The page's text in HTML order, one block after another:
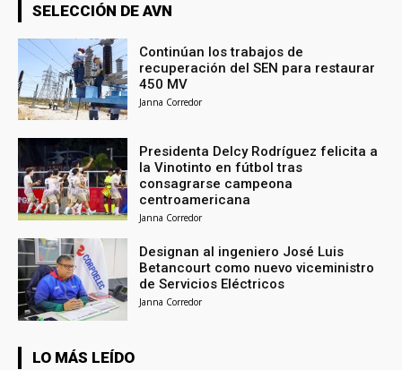
SELECCIÓN DE AVN
Continúan los trabajos de
recuperación del SEN para restaurar
450 MV
Janna Corredor
Presidenta Delcy Rodríguez felicita a
la Vinotinto en fútbol tras
consagrarse campeona
centroamericana
Janna Corredor
Designan al ingeniero José Luis
Betancourt como nuevo viceministro
de Servicios Eléctricos
Janna Corredor
LO MÁS LEÍDO